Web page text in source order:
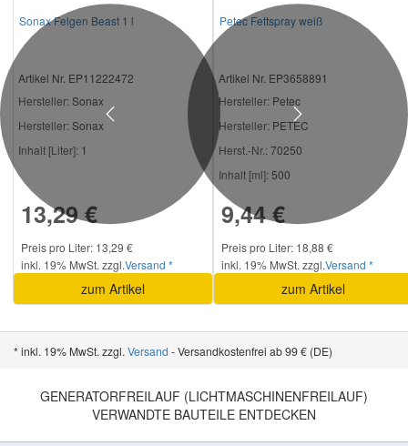
Sonax Felgen Beast 1 l
Artikel Nr. EP11222472
Hersteller: Sonax
Hersteller: Sonax
Inhalt [Liter]: 1
13,29 €
Preis pro Liter: 13,29 €
inkl. 19% MwSt. zzgl.Versand *
zum Artikel
Petec Fettspray weiß
Artikel Nr. EP3658891
Hersteller: Petec
Hersteller: PETEC
Herst.-Nr.: 70250
Inhalt [ml]: 500
9,44 €
Preis pro Liter: 18,88 €
inkl. 19% MwSt. zzgl.Versand *
zum Artikel
Previous Next
* inkl. 19% MwSt. zzgl. Versand - Versandkostenfrei ab 99 € (DE)
GENERATORFREILAUF (LICHTMASCHINENFREILAUF)
VERWANDTE BAUTEILE ENTDECKEN